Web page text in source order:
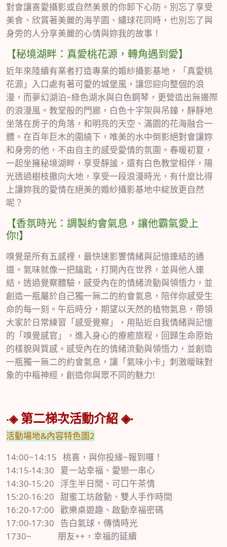
對會讓喜愛攝影或自然美景的你卸下心防。別忘了享受
美食、欣賞著美麗的海芋園、繡球花同時，也別忘了與
身旁的人分享美麗的心情與妳我的故事！
【秘境湖畔：真愛桃花源，轉角遇到愛】
近年來陸續有業者打造專業的婚紗攝影基地，「真愛桃
花源」入口處有著可愛的城堡風，讓您迎向整個的浪
漫，而夢幻湖泊~綠色湖水與白色鋼琴，更營造出無邊際
的浪漫風。教堂般的門廊，白色十字架與吊鐘，靜靜地
坐落在房子的角落，和明亮的天空、滿園的花海融合一
體。在百年巨木的圍繞下，唯美的水中倒影絕對會讓妳
和身旁的他，不由自主的感受愛情的氛圍。春暖初夏，
一起坐擁秘境湖畔，享受靜謐，還有白色教堂相伴，陽
光透過樹枝撒向大地，享受一段浪漫時光，有什麼比得
上讓妳我的愛情在絕美的婚紗攝影基地中綻放更自然
呢？
【香氛時光：調製約會氣息，讓他霸氣愛上
你!】
嗅覺是所有五感裡，最快速影響情緒與記憶連結的通
道。氣味就像一把鑰匙，打開內在世界，並與他人連
結，透過覺察體驗，感受內在的情緒流動與領悟力，並
創造一瓶屬於自己獨一無二的約會氣息，陪伴你感受生
命的每一刻。午后時分，期望以天然的植物氣息，帶領
大家於日常練習「感受覺察」，用貼近自我情緒與記憶
的「嗅覺感官」，進入身心的療癒旅程，回歸生命原始
的樣貌與質感。感受內在的情緒流動與領悟力，並創造
一瓶獨一無二的約會氣息，讓「氣味小卡」刺激曖昧對
象的中樞神經，創造你與眾不同的魅力!
‧◈ 第二梯次活動介紹 ◈‧
活動場地&內容特色圖2
14:00~14:15 桃喜，與你投緣~報到囉！
14:15-14:30 夏一站幸福、愛戀一串心
14:30-15:20 浮生半日閒、可口午茶情
15:20-16:20 甜蜜工坊啟動、雙人手作時間
16:20-17:00 歡樂桌遊趣、啟動幸福密碼
17:00-17:30 告白氣球，傳情時光
1730~ 朋友++，幸福的延續